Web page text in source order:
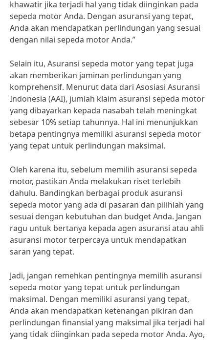
khawatir jika terjadi hal yang tidak diinginkan pada
sepeda motor Anda. Dengan asuransi yang tepat,
Anda akan mendapatkan perlindungan yang sesuai
dengan nilai sepeda motor Anda.”
Selain itu, Asuransi sepeda motor yang tepat juga
akan memberikan jaminan perlindungan yang
komprehensif. Menurut data dari Asosiasi Asuransi
Indonesia (AAI), jumlah klaim asuransi sepeda motor
yang dibayarkan kepada nasabah telah meningkat
sebesar 10% setiap tahunnya. Hal ini menunjukkan
betapa pentingnya memiliki asuransi sepeda motor
yang tepat untuk perlindungan maksimal.
Oleh karena itu, sebelum memilih asuransi sepeda
motor, pastikan Anda melakukan riset terlebih
dahulu. Bandingkan berbagai produk asuransi
sepeda motor yang ada di pasaran dan pilihlah yang
sesuai dengan kebutuhan dan budget Anda. Jangan
ragu untuk bertanya kepada agen asuransi atau ahli
asuransi motor terpercaya untuk mendapatkan
saran yang tepat.
Jadi, jangan remehkan pentingnya memilih asuransi
sepeda motor yang tepat untuk perlindungan
maksimal. Dengan memiliki asuransi yang tepat,
Anda akan mendapatkan ketenangan pikiran dan
perlindungan finansial yang maksimal jika terjadi hal
yang tidak diinginkan pada sepeda motor Anda. Ayo,